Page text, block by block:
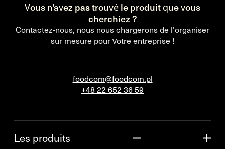
Vous n'avez pas trouvé le produit que vous
cherchiez ?
Contactez-nous, nous nous chargerons de l'organiser
sur mesure pour votre entreprise !
foodcom@foodcom.pl
+48 22 652 36 59
Les produits